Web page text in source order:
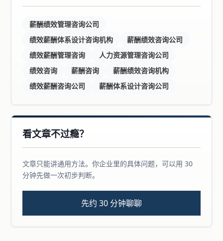
薪酬绩效管理咨询公司
绩效薪酬体系设计咨询机构
薪酬绩效咨询公司
绩效薪酬管理咨询
人力资源管理咨询公司
绩效咨询
薪酬咨询
薪酬绩效咨询机构
绩效薪酬咨询公司
薪酬体系设计咨询公司
看文章不过瘾？
文章只能讲通用方法。你企业里的具体问题，可以用 30
分钟先做一次初步判断。
先约 30 分钟聊聊